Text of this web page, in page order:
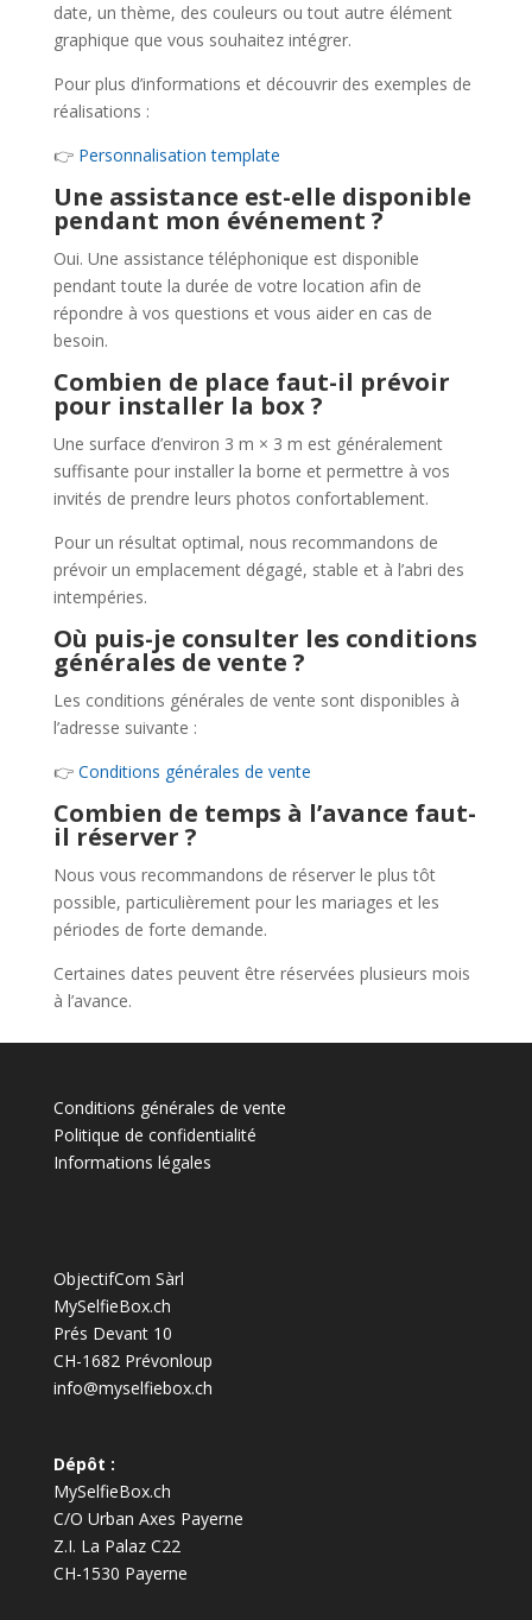
date, un thème, des couleurs ou tout autre élément
graphique que vous souhaitez intégrer.
Pour plus d’informations et découvrir des exemples de
réalisations :
👉 Personnalisation template
Une assistance est-elle disponible
pendant mon événement ?
Oui. Une assistance téléphonique est disponible
pendant toute la durée de votre location afin de
répondre à vos questions et vous aider en cas de
besoin.
Combien de place faut-il prévoir
pour installer la box ?
Une surface d’environ 3 m × 3 m est généralement
suffisante pour installer la borne et permettre à vos
invités de prendre leurs photos confortablement.
Pour un résultat optimal, nous recommandons de
prévoir un emplacement dégagé, stable et à l’abri des
intempéries.
Où puis-je consulter les conditions
générales de vente ?
Les conditions générales de vente sont disponibles à
l’adresse suivante :
👉 Conditions générales de vente
Combien de temps à l’avance faut-
il réserver ?
Nous vous recommandons de réserver le plus tôt
possible, particulièrement pour les mariages et les
périodes de forte demande.
Certaines dates peuvent être réservées plusieurs mois
à l’avance.
Conditions générales de vente
Politique de confidentialité
Informations légales
ObjectifCom Sàrl
MySelfieBox.ch
Prés Devant 10
CH-1682 Prévonloup
info@myselfiebox.ch
Dépôt :
MySelfieBox.ch
C/O Urban Axes Payerne
Z.I. La Palaz C22
CH-1530 Payerne